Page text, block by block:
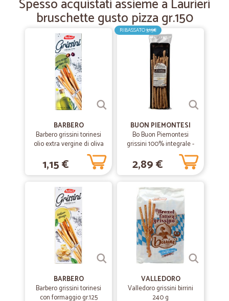
Efficienza e organizzazione!
Spesso acquistati assieme a Laurieri
bruschette gusto pizza gr.150
BARBERO
Barbero grissini torinesi
olio extra vergine di oliva
1,15 €
RIBASSATO3,15€
BUON PIEMONTESI
Bo Buon Piemontesi
grissini 100% integrale -
2,89 €
BARBERO
Barbero grissini torinesi
con formaggio gr.125
VALLEDORO
Valledoro grissini birrini
240 g